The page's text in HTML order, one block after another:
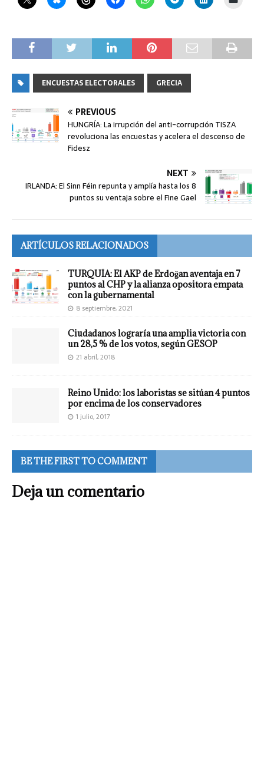
ENCUESTAS ELECTORALES GRECIA
PREVIOUS
HUNGRÍA: La irrupción del anti-corrupción TISZA
revoluciona las encuestas y acelera el descenso de
Fidesz
NEXT
IRLANDA: El Sinn Féin repunta y amplía hasta los 8
puntos su ventaja sobre el Fine Gael
ARTÍCULOS RELACIONADOS
TURQUÍA: El AKP de Erdoğan aventaja en 7
puntos al CHP y la alianza opositora empata
con la gubernamental
8 septiembre, 2021
Ciudadanos lograría una amplia victoria con
un 28,5 % de los votos, según GESOP
21 abril, 2018
Reino Unido: los laboristas se sitúan 4 puntos
por encima de los conservadores
1 julio, 2017
BE THE FIRST TO COMMENT
Deja un comentario